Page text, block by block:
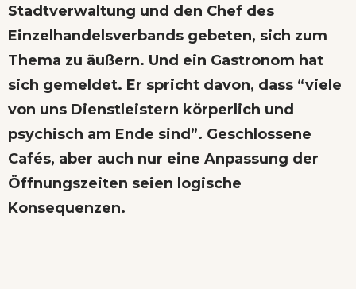
Stadtverwaltung und den Chef des
Einzelhandelsverbands gebeten, sich zum
Thema zu äußern. Und ein Gastronom hat
sich gemeldet. Er spricht davon, dass “viele
von uns Dienstleistern körperlich und
psychisch am Ende sind”. Geschlossene
Cafés, aber auch nur eine Anpassung der
Öffnungszeiten seien logische
Konsequenzen.